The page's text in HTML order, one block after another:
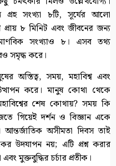
গ্রহ সংখ্যা ৮টি, সূর্যের আলো
৮ মিনিট এবং জীবনের জন্য
সংখ্যাও ৮। এসব তথ্য
সমৃদ্ধ করে।
অস্তিত্ব, সময়, মহাবিশ্ব এবং
করে। মানুষ কোথা থেকে
শেষ কোথায়? সময় কি
গিয়েই দর্শন ও বিজ্ঞান একে
অসীমতা দিবস তাই
উদযাপন নয়; এটি প্রশ্ন করার
মুক্তবুদ্ধির চর্চার প্রতীক।